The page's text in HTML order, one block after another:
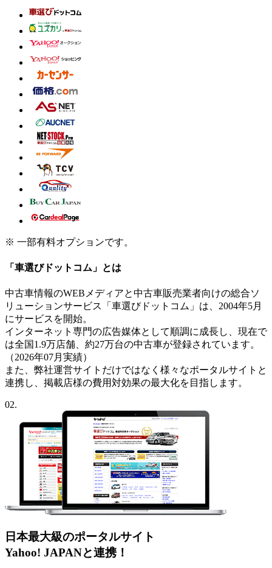
※ 一部有料オプションです。
「車選びドットコム」とは
中古車情報のWEBメディアと中古車販売業者向けの総合ソ
リューションサービス「車選びドットコム」は、2004年5月
にサービスを開始。
インターネット専門の広告媒体として順調に成長し、現在で
は全国1.9万店舗、約27万台の中古車が登録されています。
（2026年07月実績）
また、弊社運営サイトだけではなく様々なポータルサイトと
連携し、掲載店様の費用対効果の最大化を目指します。
02.
日本最大級のポータルサイト
Yahoo! JAPANと連携！